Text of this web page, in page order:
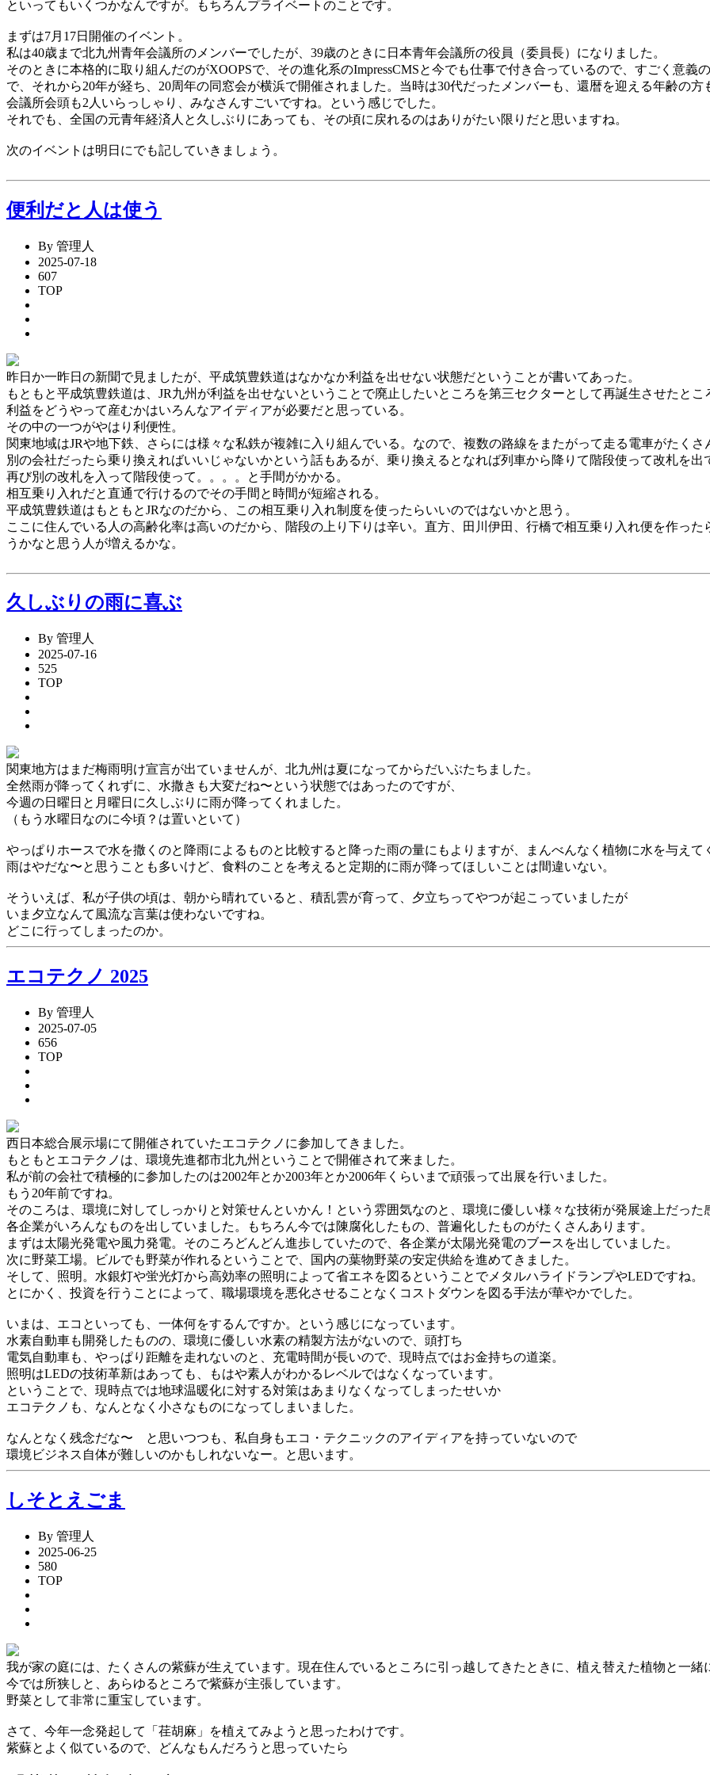
といってもいくつかなんですが。もちろんプライベートのことです。
まずは7月17日開催のイベント。
私は40歳まで北九州青年会議所のメンバーでしたが、39歳のときに日本青年会議所の役員（委員長）になりました。
そのときに本格的に取り組んだのがXOOPSで、その進化系のImpressCMSと今でも仕事で付き合っているので、すごく意義
で、それから20年が経ち、20周年の同窓会が横浜で開催されました。当時は30代だったメンバーも、還暦を迎える年齢の
会議所会頭も2人いらっしゃり、みなさんすごいですね。という感じでした。
それでも、全国の元青年経済人と久しぶりにあっても、その頃に戻れるのはありがたい限りだと思いますね。
次のイベントは明日にでも記していきましょう。
便利だと人は使う
By 管理人
2025-07-18
607
TOP
昨日か一昨日の新聞で見ましたが、平成筑豊鉄道はなかなか利益を出せない状態だということが書いてあった。
もともと平成筑豊鉄道は、JR九州が利益を出せないということで廃止したいところを第三セクターとして再誕生させたとこ
利益をどうやって産むかはいろんなアイディアが必要だと思っている。
その中の一つがやはり利便性。
関東地域はJRや地下鉄、さらには様々な私鉄が複雑に入り組んでいる。なので、複数の路線をまたがって走る電車がたくさ
別の会社だったら乗り換えればいいじゃないかという話もあるが、乗り換えるとなれば列車から降りて階段使って改札を出
再び別の改札を入って階段使って。。。。と手間がかかる。
相互乗り入れだと直通で行けるのでその手間と時間が短縮される。
平成筑豊鉄道はもともとJRなのだから、この相互乗り入れ制度を使ったらいいのではないかと思う。
ここに住んでいる人の高齢化率は高いのだから、階段の上り下りは辛い。直方、田川伊田、行橋で相互乗り入れ便を作っ
うかなと思う人が増えるかな。
久しぶりの雨に喜ぶ
By 管理人
2025-07-16
525
TOP
関東地方はまだ梅雨明け宣言が出ていませんが、北九州は夏になってからだいぶたちました。
全然雨が降ってくれずに、水撒きも大変だね〜という状態ではあったのですが、
今週の日曜日と月曜日に久しぶりに雨が降ってくれました。
（もう水曜日なのに今頃？は置いといて）
やっぱりホースで水を撒くのと降雨によるものと比較すると降った雨の量にもよりますが、まんべんなく植物に水を与えて
雨はやだな〜と思うことも多いけど、食料のことを考えると定期的に雨が降ってほしいことは間違いない。
そういえば、私が子供の頃は、朝から晴れていると、積乱雲が育って、夕立ちってやつが起こっていましたが
いま夕立なんて風流な言葉は使わないですね。
どこに行ってしまったのか。
エコテクノ 2025
By 管理人
2025-07-05
656
TOP
西日本総合展示場にて開催されていたエコテクノに参加してきました。
もともとエコテクノは、環境先進都市北九州ということで開催されて来ました。
私が前の会社で積極的に参加したのは2002年とか2003年とか2006年くらいまで頑張って出展を行いました。
もう20年前ですね。
そのころは、環境に対してしっかりと対策せんといかん！という雰囲気なのと、環境に優しい様々な技術が発展途上だった
各企業がいろんなものを出していました。もちろん今では陳腐化したもの、普遍化したものがたくさんあります。
まずは太陽光発電や風力発電。そのころどんどん進歩していたので、各企業が太陽光発電のブースを出していました。
次に野菜工場。ビルでも野菜が作れるということで、国内の葉物野菜の安定供給を進めてきました。
そして、照明。水銀灯や蛍光灯から高効率の照明によって省エネを図るということでメタルハライドランプやLEDですね。
とにかく、投資を行うことによって、職場環境を悪化させることなくコストダウンを図る手法が華やかでした。
いまは、エコといっても、一体何をするんですか。という感じになっています。
水素自動車も開発したものの、環境に優しい水素の精製方法がないので、頭打ち
電気自動車も、やっぱり距離を走れないのと、充電時間が長いので、現時点ではお金持ちの道楽。
照明はLEDの技術革新はあっても、もはや素人がわかるレベルではなくなっています。
ということで、現時点では地球温暖化に対する対策はあまりなくなってしまったせいか
エコテクノも、なんとなく小さなものになってしまいました。
なんとなく残念だな〜 と思いつつも、私自身もエコ・テクニックのアイディアを持っていないので
環境ビジネス自体が難しいのかもしれないなー。と思います。
しそとえごま
By 管理人
2025-06-25
580
TOP
我が家の庭には、たくさんの紫蘇が生えています。現在住んでいるところに引っ越してきたときに、植え替えた植物と一緒
今では所狭しと、あらゆるところで紫蘇が主張しています。
野菜として非常に重宝しています。
さて、今年一念発起して「荏胡麻」を植えてみようと思ったわけです。
紫蘇とよく似ているので、どんなもんだろうと思っていたら